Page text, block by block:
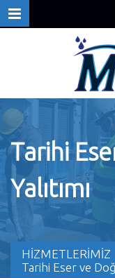
Tarihi
Yalıtımı
HİZMETLERİMİZ
Tarihi Eser ve